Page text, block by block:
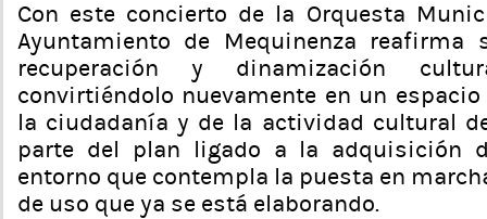
Con este concierto de la Orquesta
Ayuntamiento de Mequinenza reafirma
recuperación y dinamización
convirtiéndolo nuevamente en un
la ciudadanía y de la actividad cultural
parte del plan ligado a la adquisición
entorno que contempla la puesta en
de uso que ya se está elaborando.